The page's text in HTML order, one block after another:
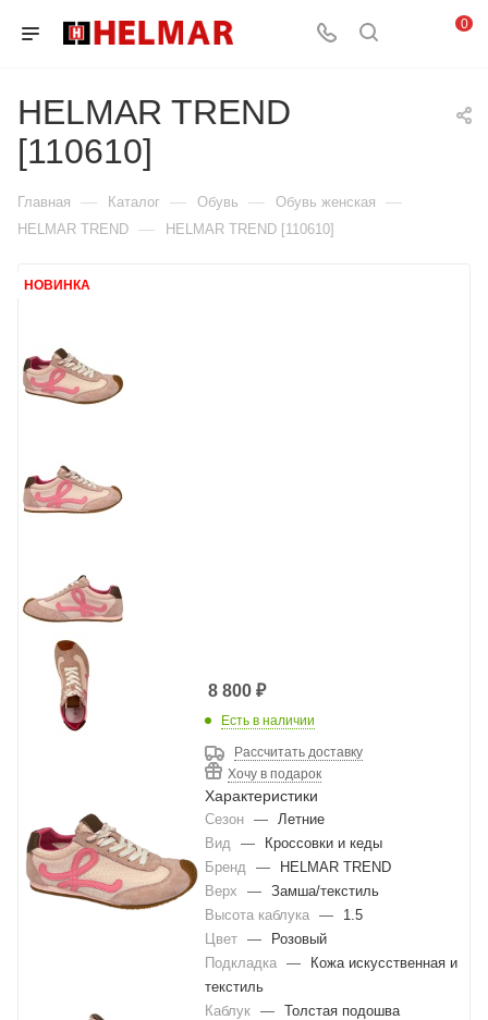
0
HELMAR TREND
[110610]
Главная — Каталог — Обувь — Обувь женская —
HELMAR TREND — HELMAR TREND [110610]
НОВИНКА
8 800₽
Есть в наличии
Рассчитать доставку
Хочу в подарок
Характеристики
Сезон —
Летние
Вид
—
Кроссовки и кеды
Бренд
—
HELMAR TREND
Верх
—
Замша/текстиль
Высота каблука —
1.5
Цвет —
Розовый
Подкладка —
Кожа искусственная и
текстиль
Каблук —
Толстая подошва